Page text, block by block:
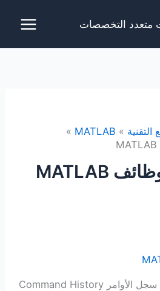
متعدد التخصصات
التقنية
MATLAB
سجل الأوامر تظهر نافذة سجل الأوامر Command History